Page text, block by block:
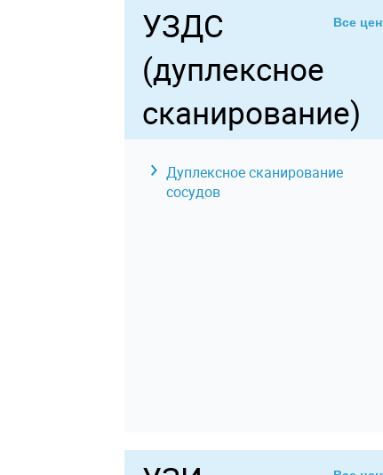
УЗДС
(дуплексное
сканирование)
Все
Дуплексное сканирование
сосудов